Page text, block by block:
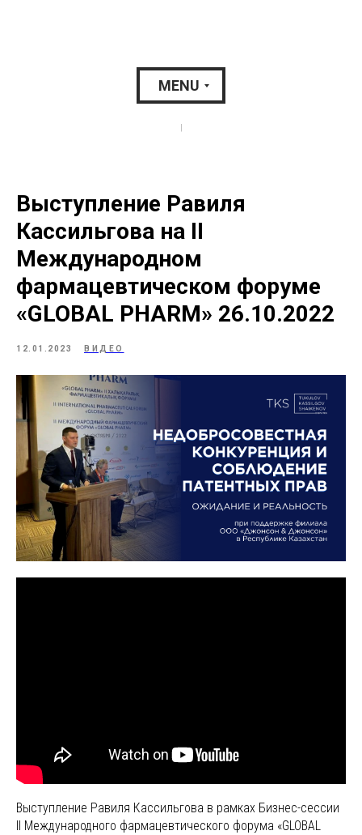
|
MENU
Выступление Равиля
Кассильгова на II
Международном
фармацевтическом форуме
«GLOBAL PHARM» 26.10.2022
12.01.2023 ВИДЕО
Выступление Равиля Кассильгова в рамках Бизнес-сессии
II Международного фармацевтического форума «GLOBAL